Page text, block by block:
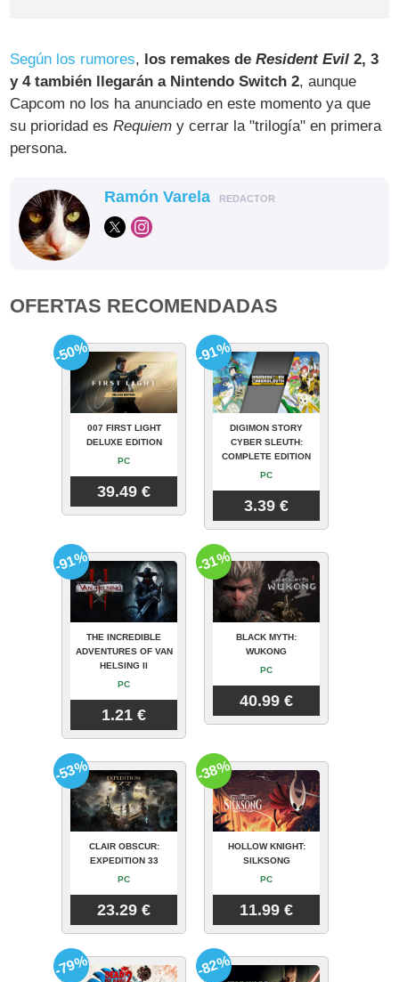
Según los rumores, los remakes deResident Evil 2, 3
y 4 también llegarán a Nintendo Switch 2, aunque
Capcom no los ha anunciado en este momento ya que
su prioridad esRequiem y cerrar la "trilogía" en primera
persona.
Ramón Varela REDACTOR
OFERTAS RECOMENDADAS
007 FIRST LIGHT
DELUXE EDITION
PC
39.49 €
-50%
DIGIMON STORY
CYBER SLEUTH:
COMPLETE EDITION
PC
3.39 €
-91%
THE INCREDIBLE
ADVENTURES OF VAN
HELSING II
PC
1.21 €
-91%
BLACK MYTH:
WUKONG
PC
40.99 €
-31%
CLAIR OBSCUR:
EXPEDITION 33
PC
23.29 €
-53%
HOLLOW KNIGHT:
SILKSONG
PC
11.99 €
-38%
-79% -82%